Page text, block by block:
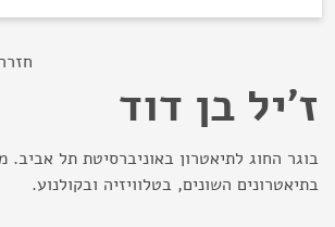
ז'יל בן דוד
בוגר החוג לתיאטרון באוניברסיטת תל אביב.
בתיאטרונים השונים, בטלוויזיה ובקולנוע.